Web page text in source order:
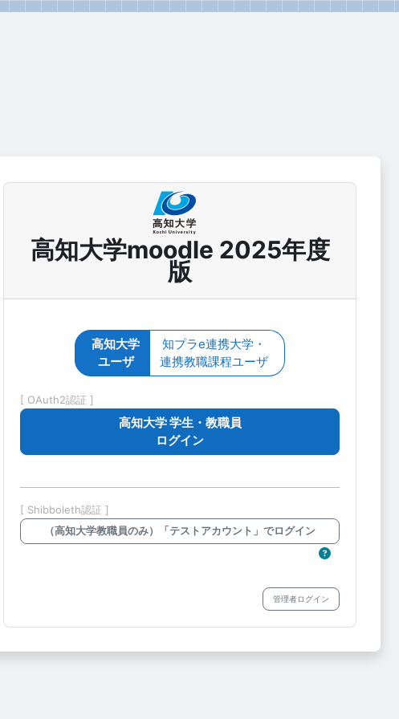
高知大学moodle 2025年度
版
高知大学
ユーザ
知プラe連携大学・
連携教職課程ユーザ
[ OAuth2認証 ]
高知大学 学生・教職員
ログイン
[ Shibboleth認証 ]
（高知大学教職員のみ）「テストアカウント」でログイン
管理者ログイン